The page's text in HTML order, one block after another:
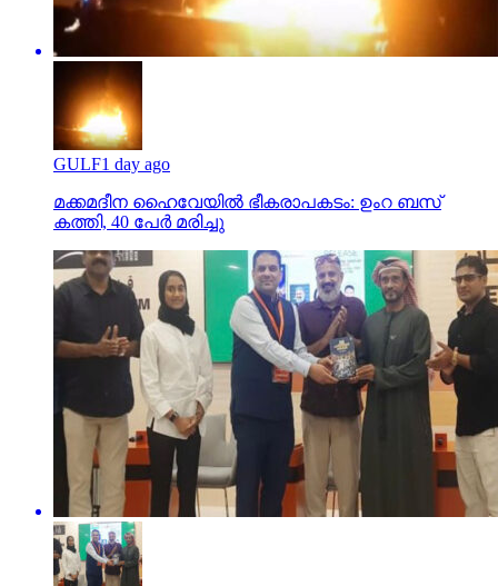
GULF1 day ago
മക്കമദീന ഹൈവേയില്‍ ഭീകരാപകടം: ഉംറ ബസ്
കത്തി, 40 പേര്‍ മരിച്ചു